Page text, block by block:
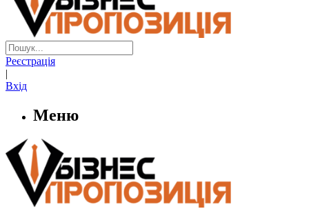
Реєстрація
|
Вхід
Меню